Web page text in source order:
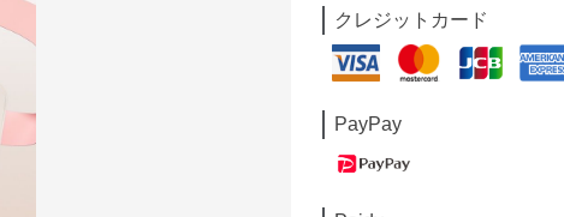
クレジットカード
PayPay